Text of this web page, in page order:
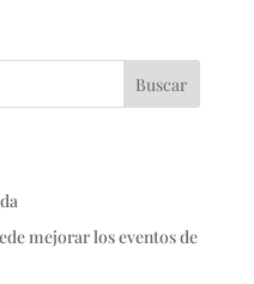
Buscar
mejorar los eventos de